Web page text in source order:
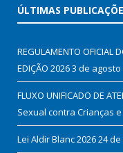
ÚLTIMAS
REGULAMENTO OFICIAL
EDIÇÃO 20263 de agosto
FLUXO UNIFICADO DE
Sexual contra Crianças
Lei Aldir Blanc 202624